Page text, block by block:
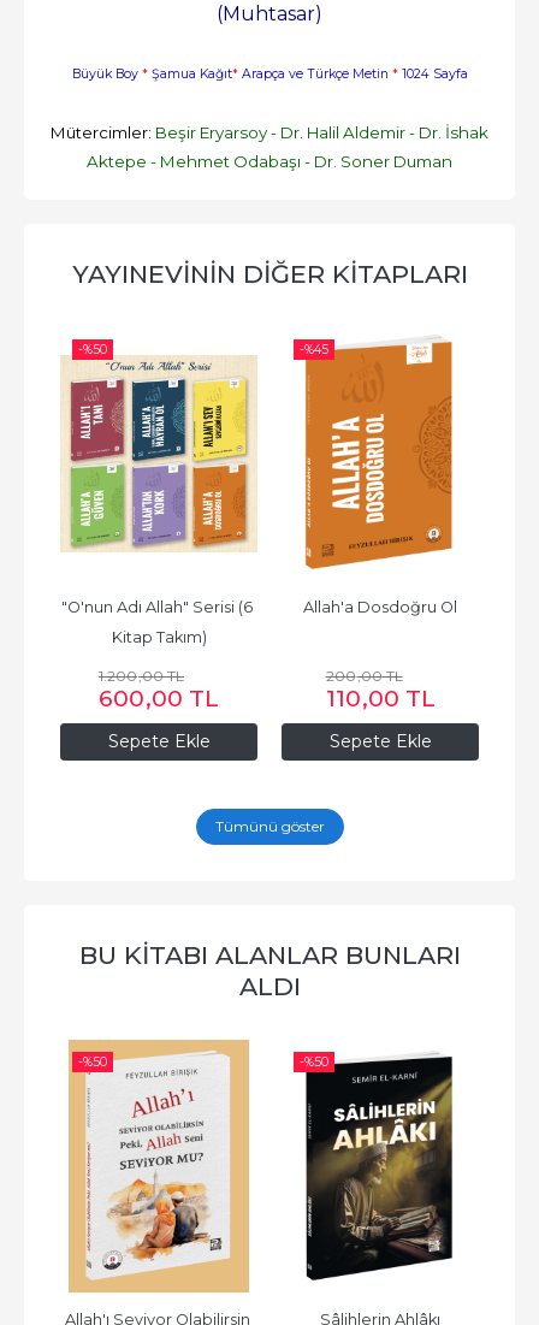
(Muhtasar)
Büyük Boy * Şamua Kağıt*Arapça ve Türkçe Metin *1024 Sayfa
Mütercimler: Beşir Eryarsoy - Dr. Halil Aldemir - Dr. İshak
Aktepe - Mehmet Odabaşı - Dr. Soner Duman
YAYINEVININ DIĞER KITAPLARI
-%50
Sepete Ekle
"O'nun Adı Allah" Serisi (6
Kitap Takım)
1.200,00TL
600,00 TL
-%45
Sepete Ekle
Allah'a Dosdoğru Ol
200,00TL
110,00 TL
Tümünü göster
BU KITABI ALANLAR BUNLARI
ALDI
-%50
Allah'ı Seviyor Olabilirsin
-%50
Sâlihlerin Ahlâkı